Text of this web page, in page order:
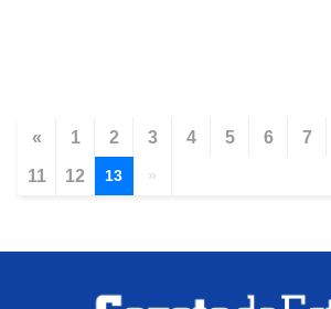
« 1 2 3 4 5 6 7
11 12 13 »